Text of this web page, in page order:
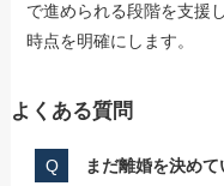
で進められる段階を支援
時点を明確にします。
よくある質問
まだ離婚を決め